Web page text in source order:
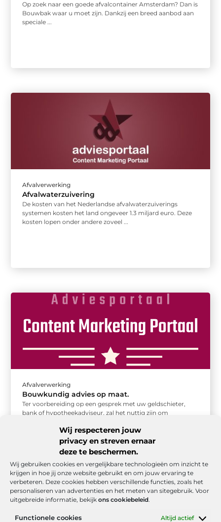
Wij respecteren jouw
privacy en streven ernaar
deze te beschermen.
Wij gebruiken cookies en vergelijkbare technologieën om inzicht te
krijgen in hoe jij onze website gebruikt en om jouw ervaring te
verbeteren. Deze cookies hebben verschillende functies, zoals het
personaliseren van advertenties en het meten van sitegebruik. Voor
uitgebreide informatie, bekijk ons cookiebeleid.
Functionele cookies Altijd actief
Op zoek naar een goede afvalcontainer Amsterdam? Dan is
Bouwbak waar u moet zijn. Dankzij een breed aanbod aan
speciale ...
Afvalverwerking
Afvalwaterzuivering
De kosten van het Nederlandse afvalwaterzuiverings
systemen kosten het land ongeveer 1.3 miljard euro. Deze
kosten lopen onder andere zoveel ...
Afvalverwerking
Bouwkundig advies op maat.
Ter voorbereiding op een gesprek met uw geldschieter,
bank of hypotheekadviseur, zal het nuttig zijn om